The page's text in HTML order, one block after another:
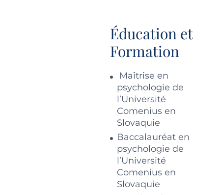
Éducation et
Formation
Maîtrise en
psychologie de
l’Université
Comenius en
Slovaquie
Baccalauréat en
psychologie de
l’Université
Comenius en
Slovaquie